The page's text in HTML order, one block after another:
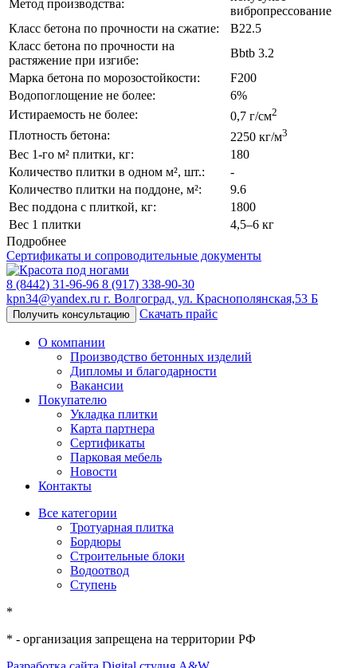
Метод производства:
вибропрессование
Класс бетона по прочности на сжатие:
B22.5
Класс бетона по прочности на
растяжение при изгибе:
Bbtb 3.2
Марка бетона по морозостойкости:
F200
Водопоглощение не более:
6%
Истираемость не более:
0,7 г/см2
Плотность бетона: 2250 кг/м3
Вес 1-го м² плитки, кг:
180
Количество плитки в одном м², шт.:
-
Количество плитки на поддоне, м²:
9.6
Вес поддона с плиткой, кг:
1800
Вес 1 плитки
4,5–6 кг
Подробнее
Сертификаты и сопроводительные документы
8 (8442) 31-96-96 8 (917) 338-90-30
kpn34@yandex.ru г. Волгоград, ул. Краснополянская,53 Б
Получить консультацию Скачать прайс
О компании
Производство бетонных изделий
Дипломы и благодарности
Вакансии
Покупателю
Укладка плитки
Карта партнера
Сертификаты
Парковая мебель
Новости
Контакты
Все категории
Тротуарная плитка
Бордюры
Строительные блоки
Водоотвод
Ступень
*
* - организация запрещена на территории РФ